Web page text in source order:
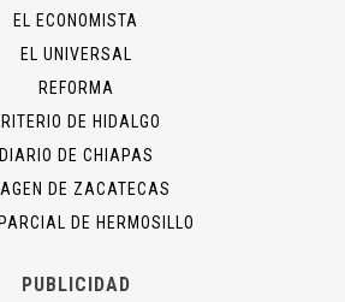
EL ECONOMISTA
EL UNIVERSAL
REFORMA
DE HIDALGO
DIARIO DE CHIAPAS
DE ZACATECAS
DE HERMOSILLO
PUBLICIDAD